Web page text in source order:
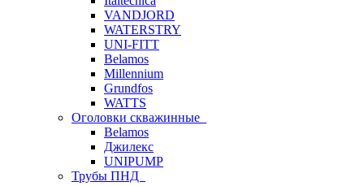
VANDJORD
WATERSTRY
UNI-FITT
Belamos
Millennium
Grundfos
WATTS
Оголовки скважинные
Belamos
Джилекс
UNIPUMP
Трубы ПНД